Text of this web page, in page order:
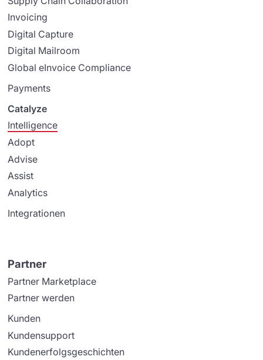
Invoicing
Digital Capture
Digital Mailroom
Global eInvoice Compliance
Payments
Catalyze
Intelligence
Adopt
Advise
Assist
Analytics
Integrationen
Partner
Partner Marketplace
Partner werden
Kunden
Kundensupport
Kundenerfolgsgeschichten